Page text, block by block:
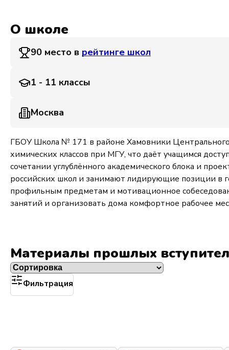
О школе
90 место в рейтинге школ
1 - 11 классы
Москва
ГБОУ Школа № 171 в районе Хамовники Центрального
химических классов при МГУ, что даёт учащимся
сочетании углублённого академического блока и
российских школ и занимают лидирующие позиции в
профильным предметам и мотивационное
занятий и организовать дома комфортное рабочее
Материалы прошлых
Фильтрация